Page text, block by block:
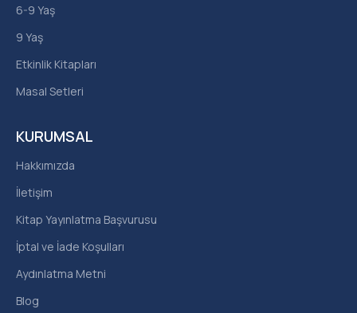
KURUMSAL
Hakkımızda
İletişim
Kitap Yayınlatma Başvurusu
İptal ve İade Koşulları
Aydınlatma Metni
Blog
6-9 Yaş
9 Yaş
Etkinlik Kitapları
Masal Setleri